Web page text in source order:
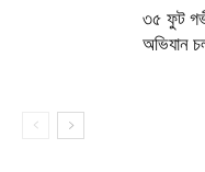
৩৫ ফুট
অভিযান